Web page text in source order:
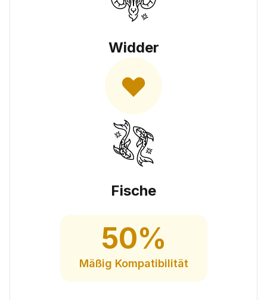
Widder
Fische
50%
Mäßig Kompatibilität